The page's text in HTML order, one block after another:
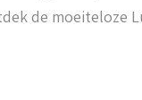
de moeiteloze